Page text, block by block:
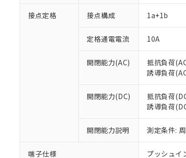
接点定格 接点構成 1a+1b
定格通電電流 10A
開閉能力(AC)
抵抗負荷
誘導負荷
開閉能力(DC)
抵抗負荷
誘導負荷
開閉能力説明 測定条件:
端子仕様 プッシュイ
ご利
以下の
本
く
当
在
の
い
オ
調査・
非該当
*EU RoHS
鉛(Pb)
六価クロ
フタル酸
ル（DBP
フタル酸
※2 対
※1 中
「○」：
「×」：
「－」
Cr(Ⅵ)(六価
DBP(フタ
DEHP(フ
※2 環
う
な
当
ま
当
置
当
記
号
○
△